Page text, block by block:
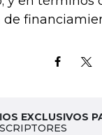
EXCLUSIVOS